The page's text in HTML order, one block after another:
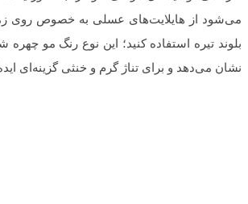
می‌شود از هایلایت‌های عسلی به خصوص روی
بلوند تیره استفاده کنید؛ این نوع رنگ مو چهره
نشان می‌دهد و برای تناژ گرم و خنثی گزینه‌ای